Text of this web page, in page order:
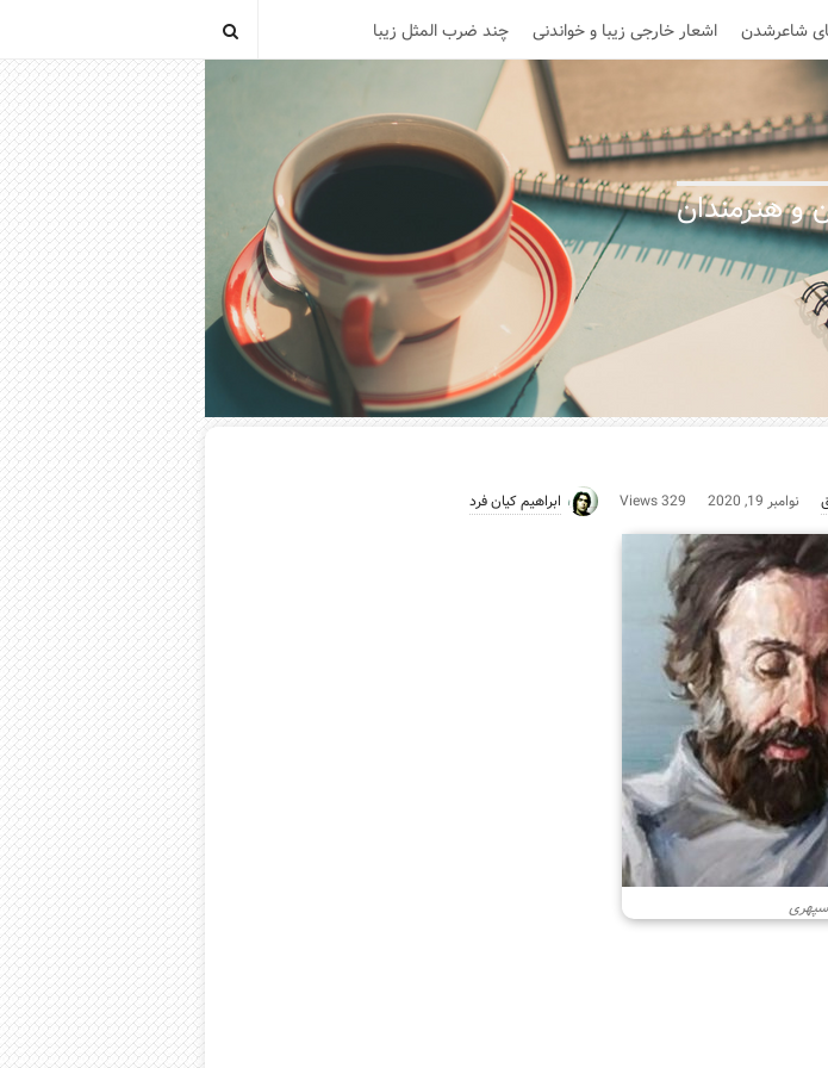
شاعرشدن اشعار خارجی زیبا و خواندنی چند ضرب المثل زیبا
و هنرمندان
نوامبر 19, 2020 329 Views ابراهیم کیان فرد